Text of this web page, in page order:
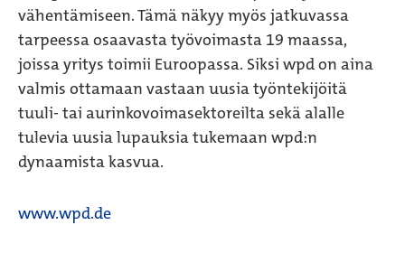
vähentämiseen. Tämä näkyy myös jatkuvassa
tarpeessa osaavasta työvoimasta 19 maassa,
joissa yritys toimii Euroopassa. Siksi wpd on aina
valmis ottamaan vastaan uusia työntekijöitä
tuuli- tai aurinkovoimasektoreilta sekä alalle
tulevia uusia lupauksia tukemaan wpd:n
dynaamista kasvua.
www.wpd.de